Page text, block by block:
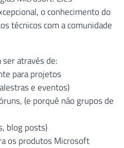
o conhecimento do
técnicos com a comunidade
através de:
para projetos
e eventos)
(e porquê não grupos de
blog posts)
os produtos Microsoft